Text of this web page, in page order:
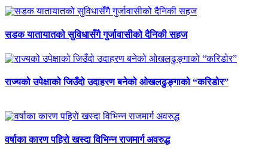
सडक यातायातको सुविधासँगै गुर्जावासीको दैनिकी सहज
राज्यको उपेक्षाको जिउँदो उदाहरण बनेको ओखलढुङ्गाको “करिडोर”
वर्षाका कारण पहिरो खस्दा विभिन्न राजमार्ग अवरुद्ध